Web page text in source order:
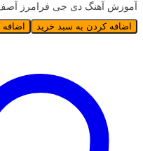
آموزش آهنگ دی جی فرامرز آصف
اضافه کردن به سبد خرید